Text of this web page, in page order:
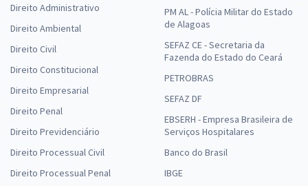
Direito Administrativo
Direito Ambiental
Direito Civil
Direito Constitucional
Direito Empresarial
Direito Penal
Direito Previdenciário
Direito Processual Civil
Direito Processual Penal
PM AL - Polícia Militar do Estado
de Alagoas
SEFAZ CE - Secretaria da
Fazenda do Estado do Ceará
PETROBRAS
SEFAZ DF
EBSERH - Empresa Brasileira de
Serviços Hospitalares
Banco do Brasil
IBGE